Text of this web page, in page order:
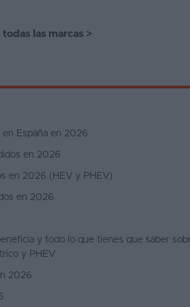
todas las marcas >
en España en 2026
en 2026
en 2026 (HEV y PHEV)
en 2026
y todo lo que tienes que saber
y PHEV
2026